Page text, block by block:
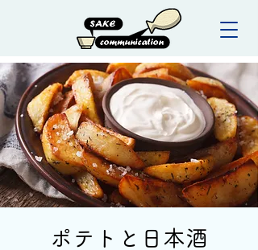
ポテトと日本酒